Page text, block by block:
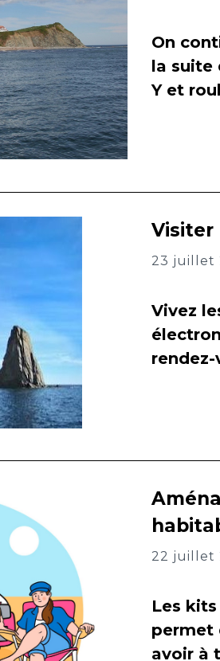
On
la suite
Y et
Visiter
23 juillet
Vivez
rendez-
22 juillet
Les
permet
avoir à